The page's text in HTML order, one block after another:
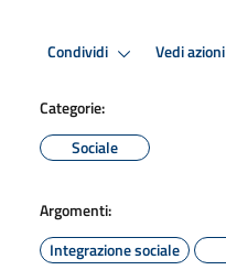
Condividi Vedi azioni
Categorie:
Sociale
Argomenti:
Integrazione sociale